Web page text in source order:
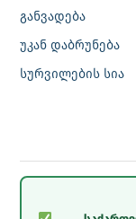
განვადება
უკან დაბრუნება
სურვილების სია